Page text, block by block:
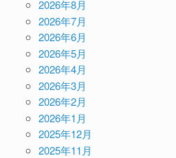
2026年8月
2026年7月
2026年6月
2026年5月
2026年4月
2026年3月
2026年2月
2026年1月
2025年12月
2025年11月